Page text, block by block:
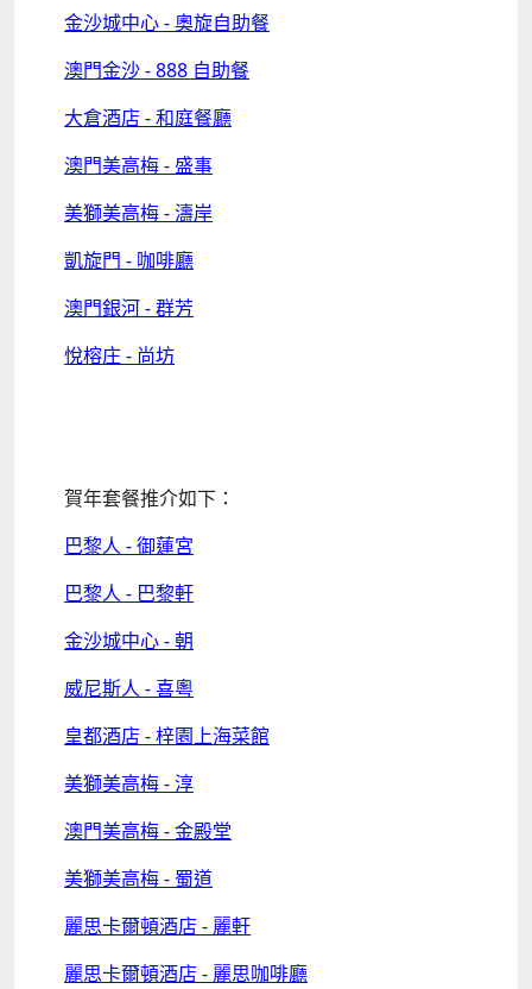
金沙城中心 - 奧旋自助餐
澳門金沙 - 888 自助餐
大倉酒店 - 和庭餐廳
澳門美高梅 - 盛事
美獅美高梅 - 濤岸
凱旋門 - 咖啡廳
澳門銀河 - 群芳
悅榕庄 - 尚坊
賀年套餐推介如下：
巴黎人 - 御蓮宮
巴黎人 - 巴黎軒
金沙城中心 - 朝
威尼斯人 - 喜粵
皇都酒店 - 梓園上海菜館
美獅美高梅 - 淳
澳門美高梅 - 金殿堂
美獅美高梅 - 蜀道
麗思卡爾頓酒店 - 麗軒
麗思卡爾頓酒店 - 麗思咖啡廳